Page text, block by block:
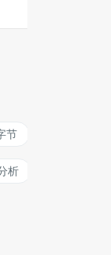
节
析